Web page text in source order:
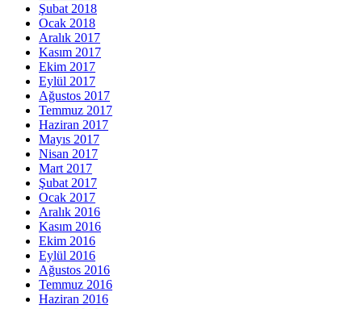
Şubat 2018
Ocak 2018
Aralık 2017
Kasım 2017
Ekim 2017
Eylül 2017
Ağustos 2017
Temmuz 2017
Haziran 2017
Mayıs 2017
Nisan 2017
Mart 2017
Şubat 2017
Ocak 2017
Aralık 2016
Kasım 2016
Ekim 2016
Eylül 2016
Ağustos 2016
Temmuz 2016
Haziran 2016